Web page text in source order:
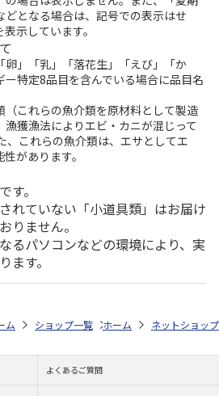
となる場合は、記号での表示はせ
示しています。
」「乳」「落花生」「えび」「か
ー特定8品目を含んでいる場合に品目名
これらの魚介類を原材料として製造
獲漁法によりエビ・カニが混じって
、これらの魚介類は、エサとしてエ
があります。
す。
れていない「小道具類」はお届け
りません。
るパソコンなどの環境により、実
ます。
ィズニー ミニーマウス 抗菌丸型ランチ
ム ショップ一覧 スケーター 抗菌丸
ホーム ネットショップ
よくあるご質問